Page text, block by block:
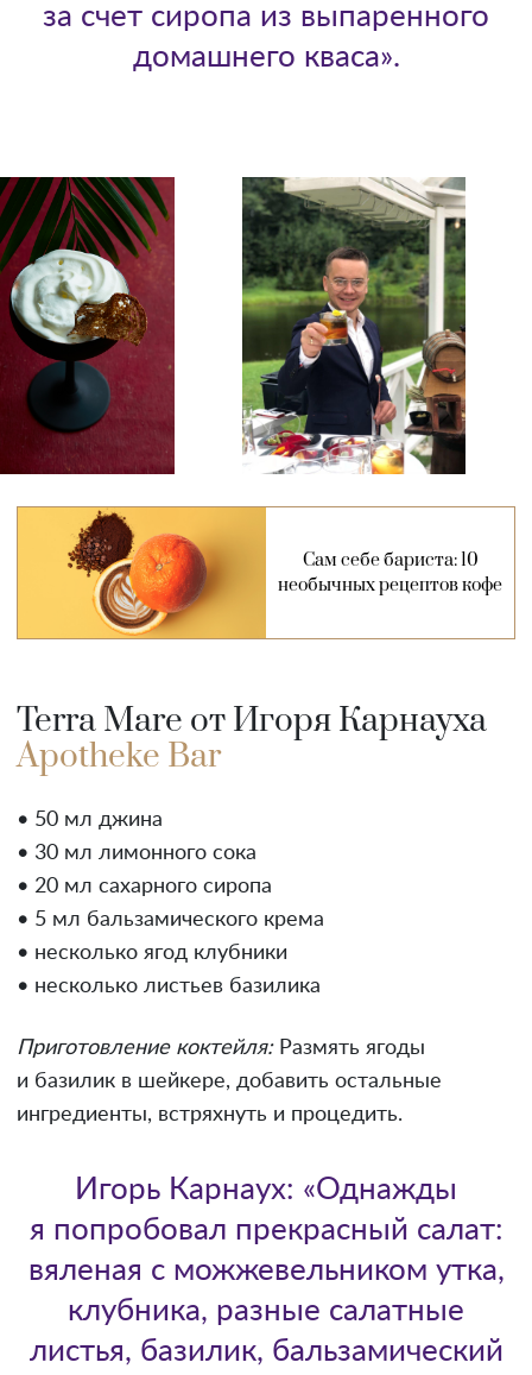
за счет сиропа из выпаренного
домашнего кваса».
Сам себе бариста: 10
необычных рецептов кофе
Terra Mare от Игоря Карнауха
Apotheke Bar
• 50 мл джина
• 30 мл лимонного сока
• 20 мл сахарного сиропа
• 5 мл бальзамического крема
• несколько ягод клубники
• несколько листьев базилика
Приготовление коктейля: Размять ягоды
и базилик в шейкере, добавить остальные
ингредиенты, встряхнуть и процедить.
Игорь Карнаух: «Однажды
я попробовал прекрасный салат:
вяленая с можжевельником утка,
клубника, разные салатные
листья, базилик, бальзамический